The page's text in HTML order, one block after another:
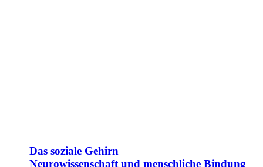
Das soziale Gehirn
Neuro­wissen­schaft und menschliche Bindung